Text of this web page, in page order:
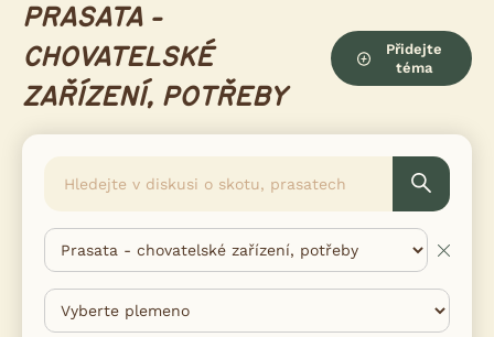
PRASATA -
CHOVATELSKÉ
ZAŘÍZENÍ, POTŘEBY
Přidejte
téma